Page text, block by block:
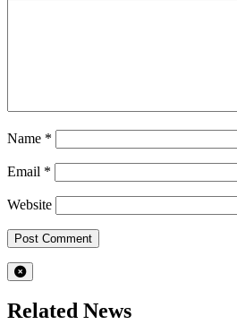
Name *
Email *
Website
Related News